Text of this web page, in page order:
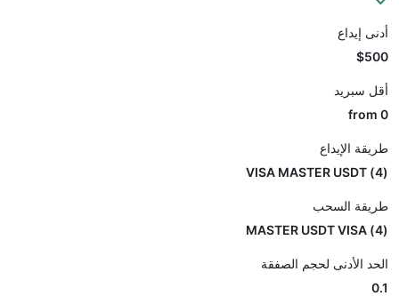
أدنى إيداع
$500
أقل سبريد
from 0
طريقة الإيداع
(4) VISA MASTER USDT
طريقة السحب
(4) MASTER USDT VISA
الحد الأدنى لحجم الصفقة
0.1